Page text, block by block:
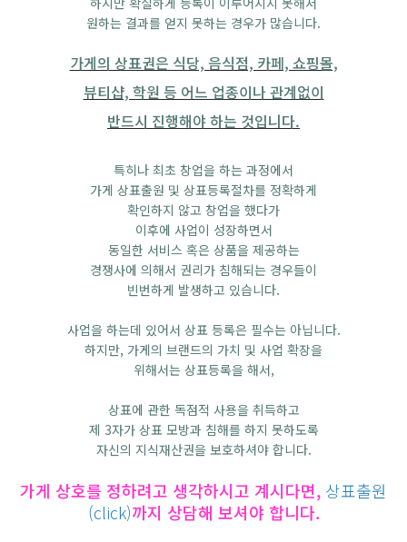
원하는 결과를 얻지 못하는 경우가 많습니다.
가게의 상표권은 식당, 음식점, 카페, 쇼핑몰,
뷰티샵, 학원 등 어느 업종이나 관계없이
반드시 진행해야 하는 것입니다.
특히나 최초 창업을 하는 과정에서
가게 상표출원 및 상표등록절차를 정확하게
확인하지 않고 창업을 했다가
이후에 사업이 성장하면서
동일한 서비스 혹은 상품을 제공하는
경쟁사에 의해서 권리가 침해되는 경우들이
빈번하게 발생하고 있습니다.
사업을 하는데 있어서 상표 등록은 필수는 아닙니다.
하지만, 가게의 브랜드의 가치 및 사업 확장을
위해서는 상표등록을 해서,
상표에 관한 독점적 사용을 취득하고
제 3자가 상표 모방과 침해를 하지 못하도록
자신의 지식재산권을 보호하셔야 합니다.
가게 상호를 정하려고 생각하시고 계시다면, 상표출원
(click)까지 상담해 보셔야 합니다.